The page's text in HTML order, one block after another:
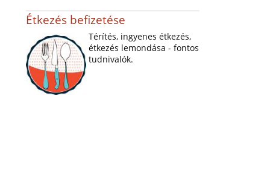
Étkezés befizetése
Térítés, ingyenes étkezés,
étkezés lemondása - fontos
tudnivalók.